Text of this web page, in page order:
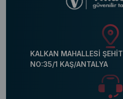
KALKAN MAHALLESİ
NO:35/1 KAŞ/ANTALYA